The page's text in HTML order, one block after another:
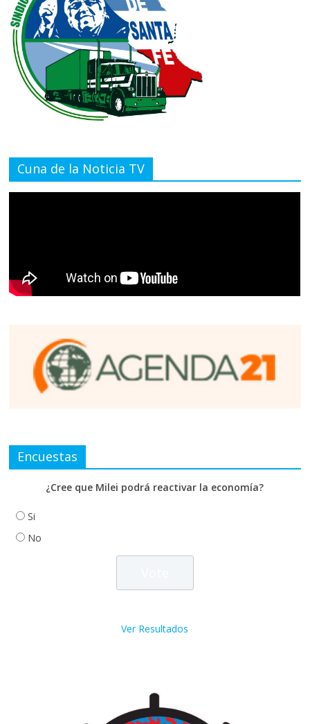
Cuna de la Noticia TV
Encuestas
¿Cree que Milei podrá reactivar la economía?
Si
No
Ver Resultados